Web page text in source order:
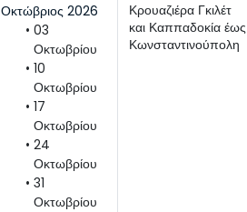
Οκτώβριος 2026
03
Οκτωβρίου
10
Οκτωβρίου
17
Οκτωβρίου
24
Οκτωβρίου
31
Οκτωβρίου
Κρουαζιέρα Γκιλέτ
και Καππαδοκία έως
Κωνσταντινούπολη